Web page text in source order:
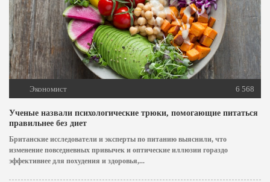
Экономист 6 568
Ученые назвали психологические трюки, помогающие питаться
правильнее без диет
Британские исследователи и эксперты по питанию выяснили, что
изменение повседневных привычек и оптические иллюзии гораздо
эффективнее для похудения и здоровья,...